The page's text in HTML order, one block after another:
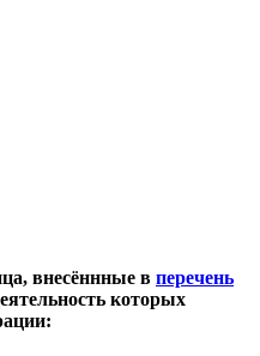
внесённные в перечень
которых